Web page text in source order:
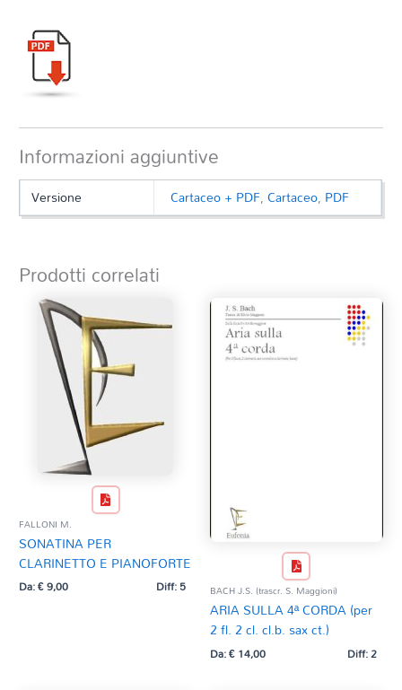
Informazioni aggiuntive
Versione Cartaceo + PDF,Cartaceo, PDF
Prodotti correlati
FALLONI M.
SONATINA PER
CLARINETTO E PIANOFORTE
Da:€9,00 Diff: 5 BACH J.S. (trascr. S. Maggioni)
ARIA SULLA 4ª CORDA (per
2 fl. 2 cl. cl.b. sax ct.)
Da:€14,00 Diff: 2